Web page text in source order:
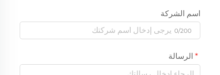
اسم الشركة
0/200
الرسالة